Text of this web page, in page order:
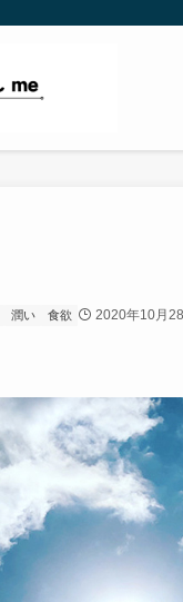
潤い 食欲 2020年10月